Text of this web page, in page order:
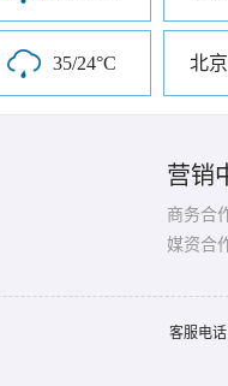
35/24°C 北
营销
商务合
媒资合
客服电